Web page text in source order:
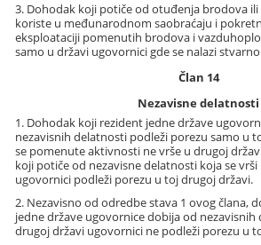
3. Dohodak koji potiče od otuđenja brodova
koriste u međunarodnom saobraćaju i
eksploataciji pomenutih brodova i
samo u državi ugovornici gde se nalazi
Član 14
Nezavisne delatnosti
1. Dohodak koji rezident jedne države
nezavisnih delatnosti podleži porezu samo u
se pomenute aktivnosti ne vrše u drugoj
koji potiče od nezavisne delatnosti koja se
ugovornici podleži porezu u toj drugoj državi.
2. Nezavisno od odredbe stava 1 ovog člana,
jedne države ugovornice dobija od nezavisnih
drugoj državi ugovornici ne podleži porezu u